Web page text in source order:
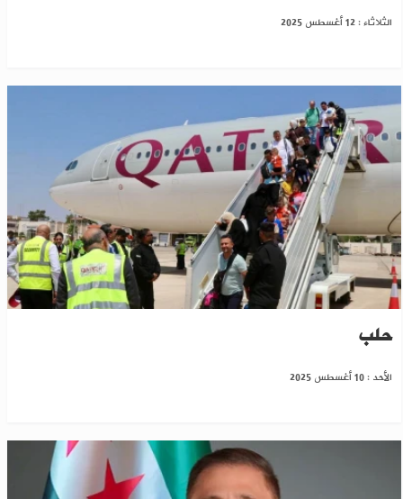
الثلاثاء : 12 أغسطس 2025
بعد 13 عاماً.. أول رحلة جوية قطرية تصل مطار
حلب
الأحد : 10 أغسطس 2025